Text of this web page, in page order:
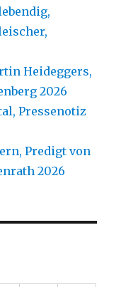
Heideggers,
2026
Pressenotiz
Predigt von
2026